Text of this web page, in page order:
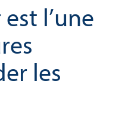
l’une
les